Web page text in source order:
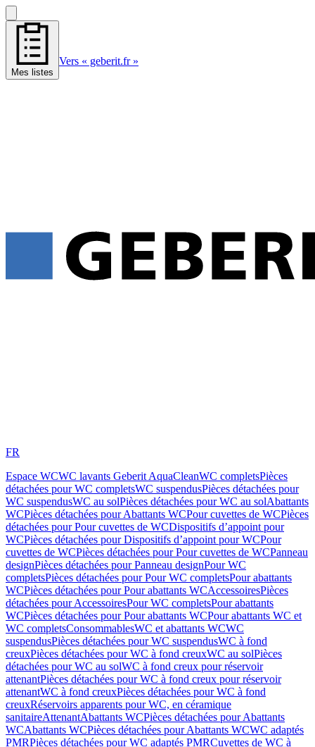
Mes listes
Vers « geberit.fr »
FR
Espace WCWC lavants Geberit AquaCleanWC completsPièces
détachées pour WC completsWC suspendusPièces détachées pour
WC suspendusWC au solPièces détachées pour WC au solAbattants
WCPièces détachées pour Abattants WCPour cuvettes de WCPièces
détachées pour Pour cuvettes de WCDispositifs d’appoint pour
WCPièces détachées pour Dispositifs d’appoint pour WCPour
cuvettes de WCPièces détachées pour Pour cuvettes de WCPanneau
designPièces détachées pour Panneau designPour WC
completsPièces détachées pour Pour WC completsPour abattants
WCPièces détachées pour Pour abattants WCAccessoiresPièces
détachées pour AccessoiresPour WC completsPour abattants
WCPièces détachées pour Pour abattants WCPour abattants WC et
WC completsConsommablesWC et abattants WCWC
suspendusPièces détachées pour WC suspendusWC à fond
creuxPièces détachées pour WC à fond creuxWC au solPièces
détachées pour WC au solWC à fond creux pour réservoir
attenantPièces détachées pour WC à fond creux pour réservoir
attenantWC à fond creuxPièces détachées pour WC à fond
creuxRéservoirs apparents pour WC, en céramique
sanitaireAttenantAbattants WCPièces détachées pour Abattants
WCAbattants WCPièces détachées pour Abattants WCWC adaptés
PMRPièces détachées pour WC adaptés PMRCuvettes de WC à